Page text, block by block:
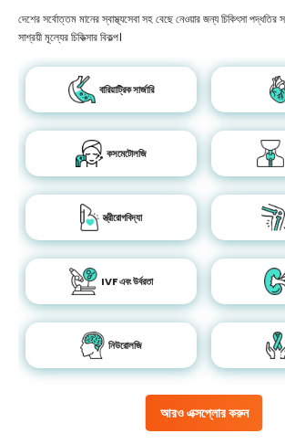
আরও এক্সপ্লোর করুন
দেশের সর্বোত্তম মানের স্বাস্থ্যসেবা সহ বেছে নেওয়ার জন্য চিকিৎসা
সাশ্রয়ী মূল্যের চিকিত্সার বিকল্প।
বারিয়াট্রিক সার্জারি
কসমেটোলজি
স্ত্রীরোগবিদ্যা
IVF এবং উর্বরতা
নিউরোলজি